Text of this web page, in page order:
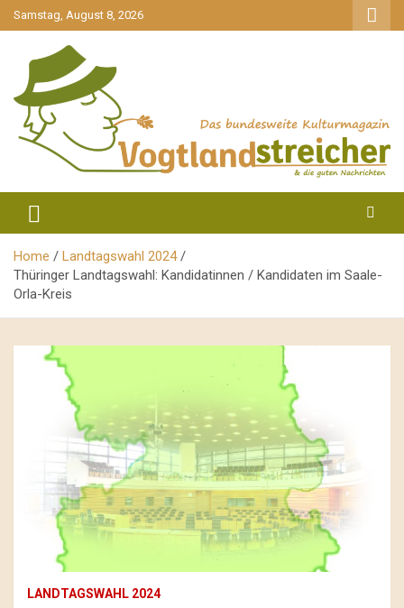
gehe
zum
Samstag, August 8, 2026
Vogtlandstreicher
Home
Landtagswahl 2024
Thüringer Landtagswahl: Kandidatinnen / Kandidaten im Saale-
Orla-Kreis
LANDTAGSWAHL 2024